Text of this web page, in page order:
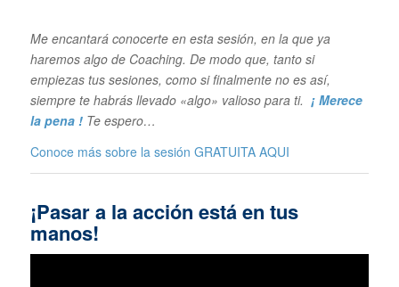
Me encantará conocerte en esta sesión, en la que ya
haremos algo de Coaching. De modo que, tanto si
empiezas tus sesiones, como si finalmente no es así,
siempre te habrás llevado «algo» valioso para ti. ¡ Merece
la pena ! Te espero…
Conoce más sobre la sesión GRATUITA AQUI
¡Pasar a la acción está en tus
manos!